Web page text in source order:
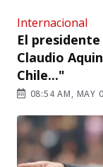
Internacional
El
Claudio
Chile..."
08:54 AM, MAY